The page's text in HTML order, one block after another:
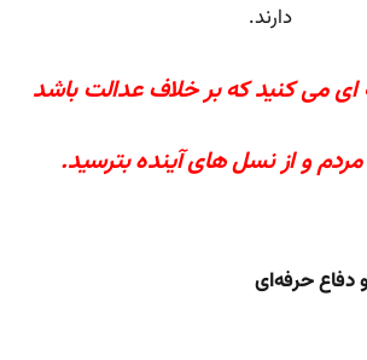
دارند.
ای می كنید كه بر خلاف عدالت باشد
مردم و از نسل های آینده بترسید.
دفاع حرفه‌ای